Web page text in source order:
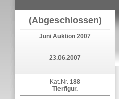
(Abgeschlossen)
Juni Auktion 2007
23.06.2007
Kat.Nr. 188
Tierfigur.